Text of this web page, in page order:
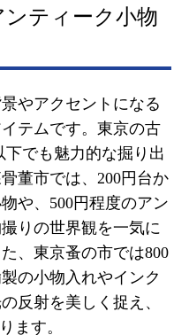
ンティーク小物
やアクセントになる
テムです。東京の古
下でも魅力的な掘り出
董市では、200円台か
や、500円程度のアン
りの世界観を一気に
、東京蚤の市では800
の小物入れやインク
反射を美しく捉え、
ます。